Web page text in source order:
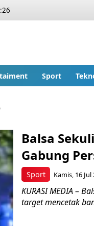
Sport
Sport
Balsa
Gabung
Kamis, 16 Jul
KURASI MEDIA –
target mencetak